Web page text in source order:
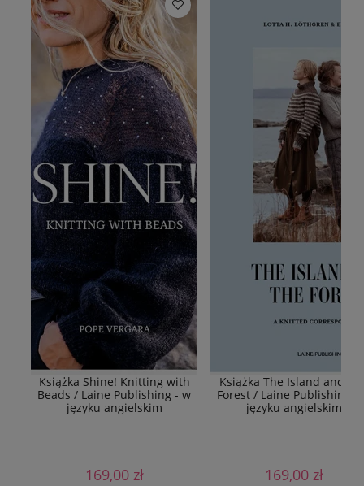
Książka Shine! Knitting with
Beads / Laine Publishing - w
języku angielskim
169,00 zł
Książka The Island and
Forest / Laine Publishing -
języku angielskim
169,00 zł